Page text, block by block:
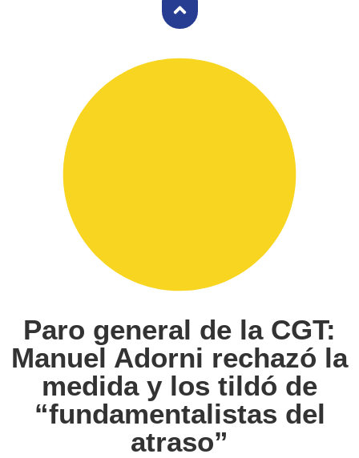
Paro general de la CGT:
Manuel Adorni rechazó la
medida y los tildó de
“fundamentalistas del
atraso”